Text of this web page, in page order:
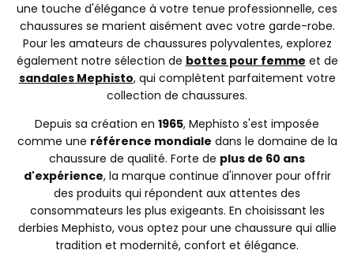
une touche d'élégance à votre tenue professionnelle, ces
chaussures se marient aisément avec votre garde-robe.
Pour les amateurs de chaussures polyvalentes, explorez
également notre sélection de bottes pour femme et de
sandales Mephisto, qui complètent parfaitement votre
collection de chaussures.
Depuis sa création en 1965, Mephisto s'est imposée
comme une référence mondiale dans le domaine de la
chaussure de qualité. Forte de plus de 60 ans
d'expérience, la marque continue d'innover pour offrir
des produits qui répondent aux attentes des
consommateurs les plus exigeants. En choisissant les
derbies Mephisto, vous optez pour une chaussure qui allie
tradition et modernité, confort et élégance.